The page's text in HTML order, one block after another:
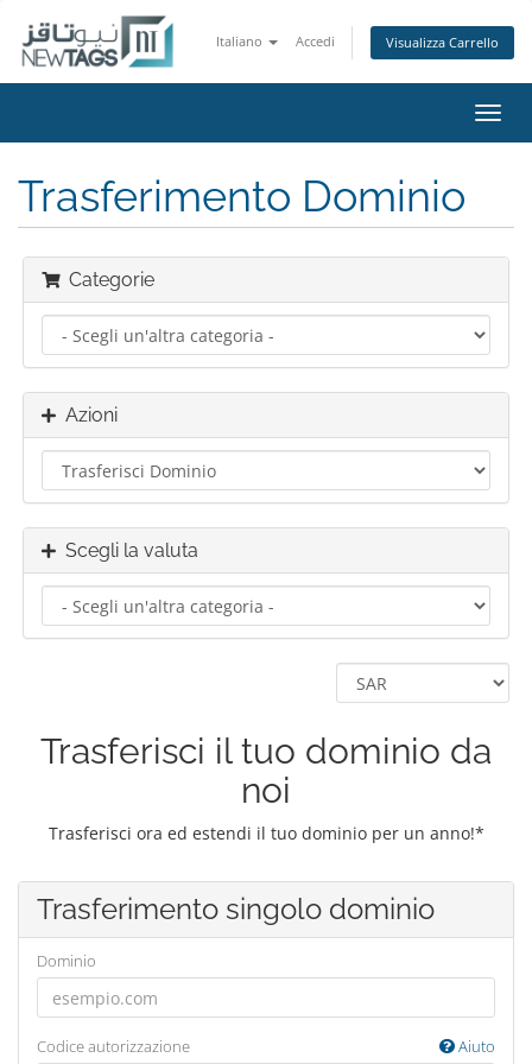
Italiano Accedi Visualizza Carrello
Attiva
Trasferimento Dominio
Categorie
Azioni
Scegli la valuta
Trasferisci il tuo dominio da
noi
Trasferisci ora ed estendi il tuo dominio per un anno!*
Trasferimento singolo dominio
Dominio
Codice autorizzazione Aiuto